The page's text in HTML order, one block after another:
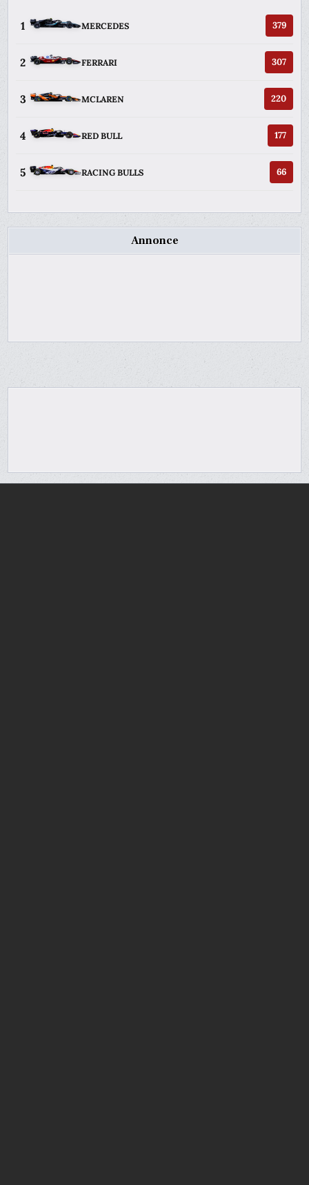
1 MERCEDES 379
2 FERRARI 307
3 MCLAREN 220
4 RED BULL 177
5 RACING BULLS 66
Annonce